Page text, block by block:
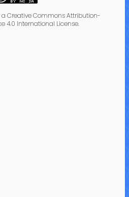
a Creative Commons Attribution-
4.0 International License.